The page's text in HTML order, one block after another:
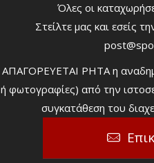
Όλες οι
Στείλτε μας και εσείς
ΑΠΑΓΟΡΕΥΕΤΑΙ ΡΗΤΑ η
ή φωτογραφίες) από την
συγκατάθεση του